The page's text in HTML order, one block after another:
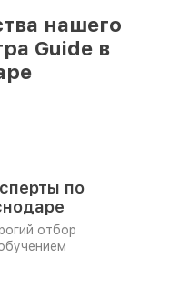
нашего
Guide в
по
отбор